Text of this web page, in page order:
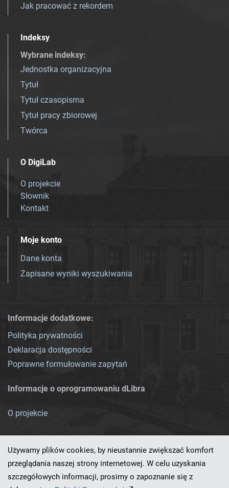
Jak pracować z rekordem
Indeksy
Wybrane indeksy:
Jednostka organizacyjna
Tytuł
Tytuł czasopisma
Tytuł pracy zbiorowej
Twórca
O DigiLab
O projekcie
Słownik
Kontakt
Moje konto
Dane konta
Zapisane wyniki wyszukiwania
Informacje dodatkowe:
Polityka prywatności
Deklaracja dostępności
Poprawne formułowanie zapytań
Informacje o oprogramowaniu dLibra
O projekcie
Używamy plików cookies, by nieustannie zwiększać komfort
przeglądania naszej strony internetowej. W celu uzyskania
szczegółowych informacji, prosimy o zapoznanie się z